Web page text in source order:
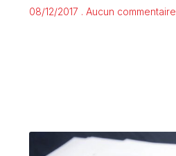
08/12/2017 Aucun commentaire